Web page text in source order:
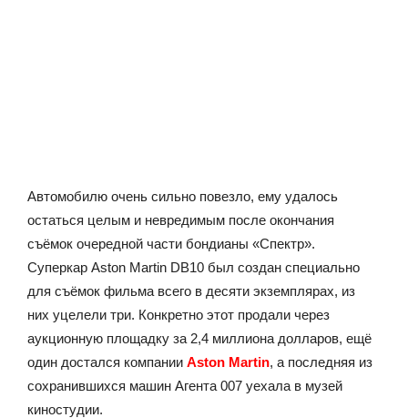
Автомобилю очень сильно повезло, ему удалось
остаться целым и невредимым после окончания
съёмок очередной части бондианы «Спектр».
Суперкар Aston Martin DB10 был создан специально
для съёмок фильма всего в десяти экземплярах, из
них уцелели три. Конкретно этот продали через
аукционную площадку за 2,4 миллиона долларов, ещё
один достался компании Aston Martin, а последняя из
сохранившихся машин Агента 007 уехала в музей
киностудии.